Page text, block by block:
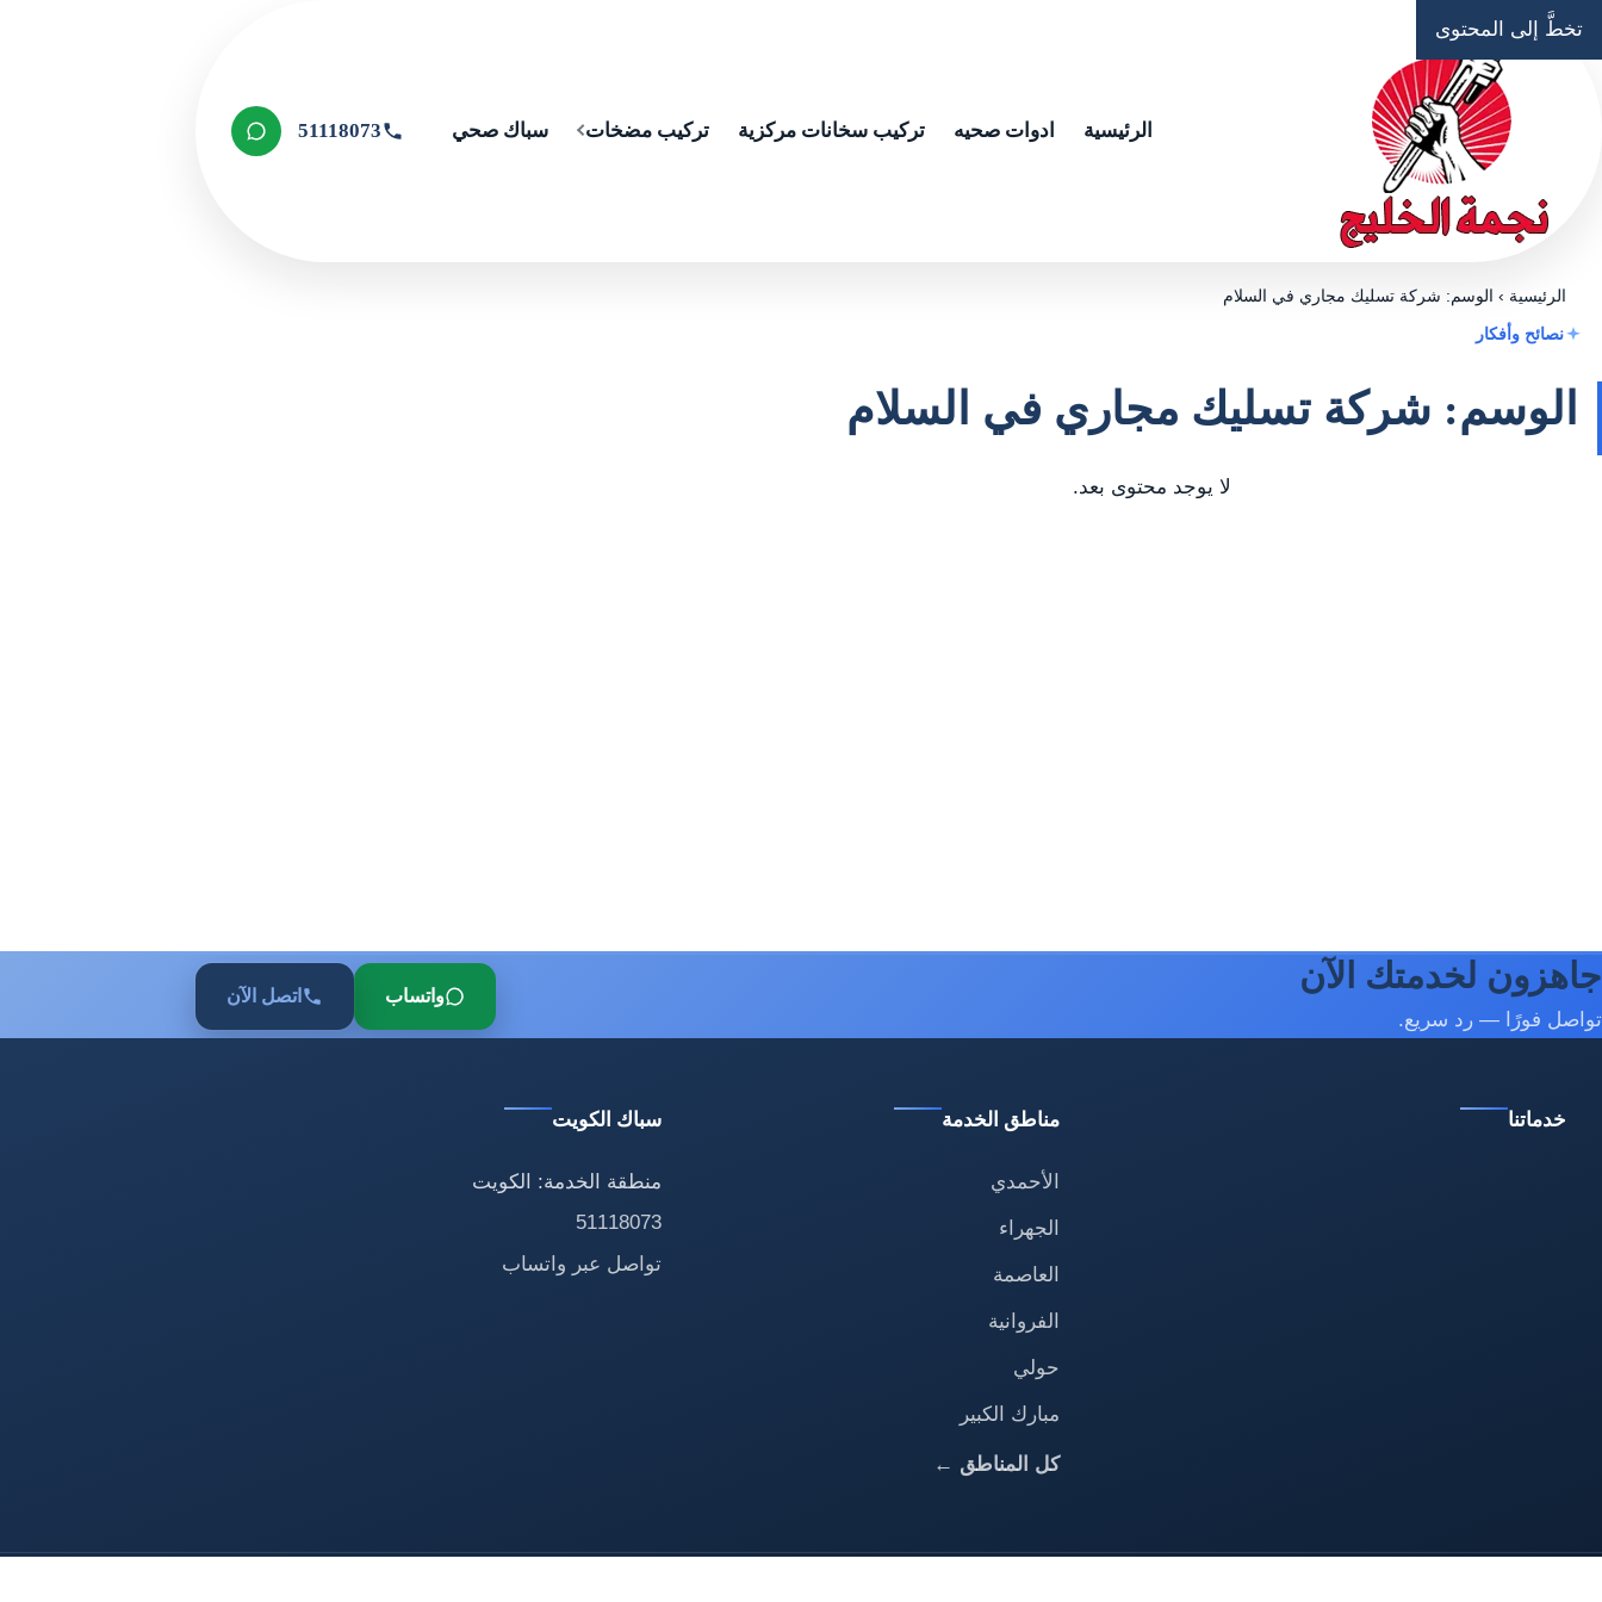
تخطَّ إلى المحتوى
الرئيسية ادوات صحيه تركيب سخانات مركزية تركيب مضخات سباك صحي 51118073
الرئيسية › الوسم: شركة تسليك مجاري في السلام
نصائح وأفكار
الوسم: شركة تسليك مجاري في السلام
لا يوجد محتوى بعد.
جاهزون لخدمتك الآن
تواصل فورًا — رد سريع.
واتساب اتصل الآن
خدماتنا مناطق الخدمة
الأحمدي
الجهراء
العاصمة
الفروانية
حولي
مبارك الكبير
كل المناطق ←
سباك الكويت
منطقة الخدمة: الكويت
51118073
تواصل عبر واتساب